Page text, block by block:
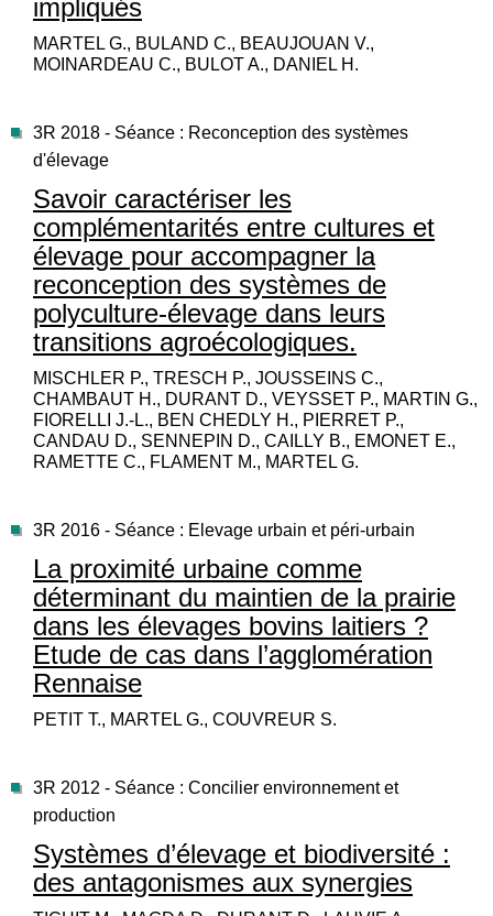
impliqués
MARTEL G., BULAND C., BEAUJOUAN V.,
MOINARDEAU C., BULOT A., DANIEL H.
3R 2018 - Séance : Reconception des systèmes
d'élevage
Savoir caractériser les
complémentarités entre cultures et
élevage pour accompagner la
reconception des systèmes de
polyculture-élevage dans leurs
transitions agroécologiques.
MISCHLER P., TRESCH P., JOUSSEINS C.,
CHAMBAUT H., DURANT D., VEYSSET P., MARTIN G.,
FIORELLI J.-L., BEN CHEDLY H., PIERRET P.,
CANDAU D., SENNEPIN D., CAILLY B., EMONET E.,
RAMETTE C., FLAMENT M., MARTEL G.
3R 2016 - Séance : Elevage urbain et péri-urbain
La proximité urbaine comme
déterminant du maintien de la prairie
dans les élevages bovins laitiers ?
Etude de cas dans l’agglomération
Rennaise
PETIT T., MARTEL G., COUVREUR S.
3R 2012 - Séance : Concilier environnement et
production
Systèmes d’élevage et biodiversité :
des antagonismes aux synergies